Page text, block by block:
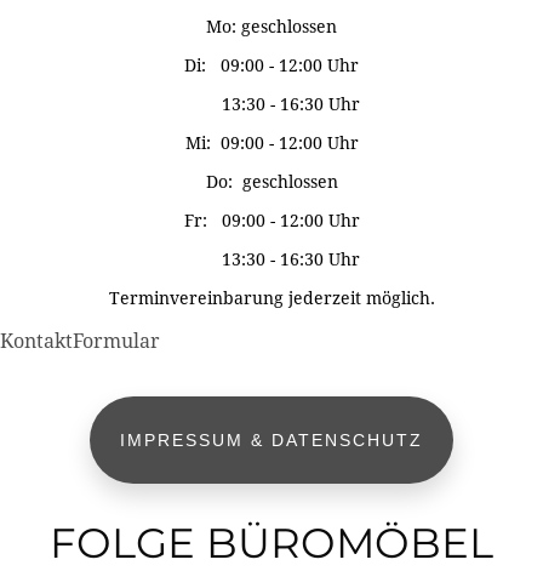
Mo: geschlossen
Di: 09:00 - 12:00 Uhr
13:30 - 16:30 Uhr
Mi: 09:00 - 12:00 Uhr
Do: geschlossen
Fr: 09:00 - 12:00 Uhr
13:30 - 16:30 Uhr
Terminvereinbarung jederzeit möglich.
KontaktFormular
IMPRESSUM & DATENSCHUTZ
FOLGE BÜROMÖBEL